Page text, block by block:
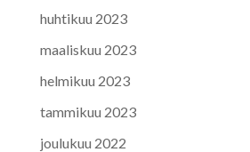
huhtikuu 2023
maaliskuu 2023
helmikuu 2023
tammikuu 2023
joulukuu 2022